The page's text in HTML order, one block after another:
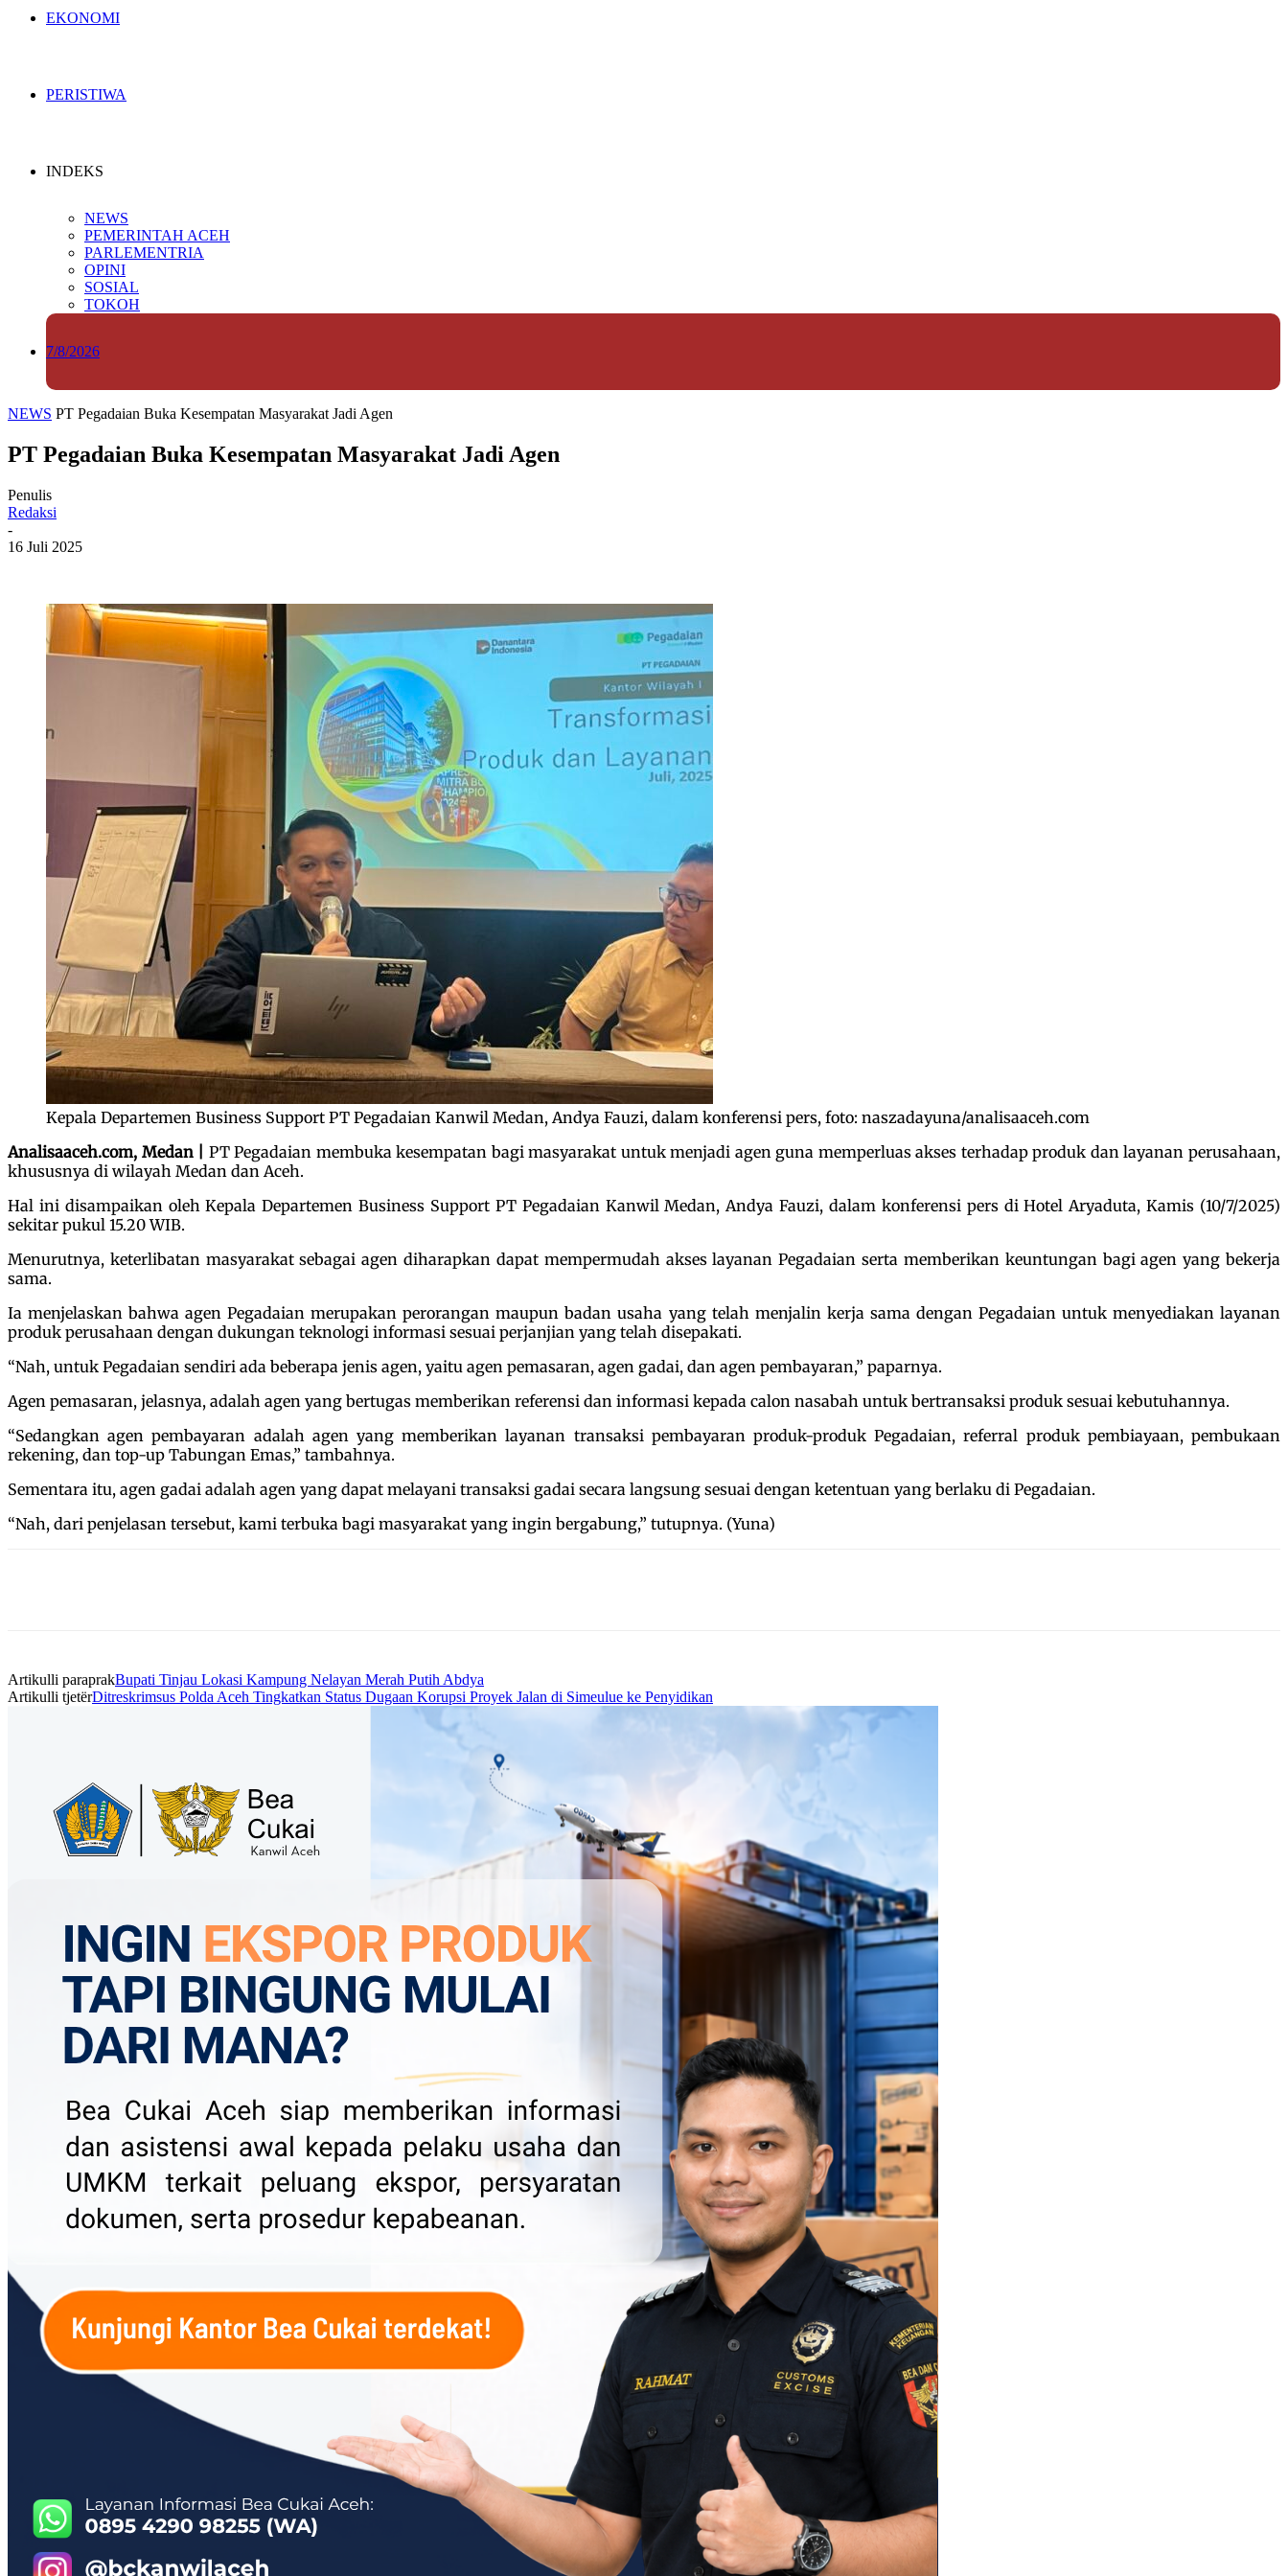
EKONOMI
PERISTIWA
INDEKS
NEWS
PEMERINTAH ACEH
PARLEMENTRIA
OPINI
SOSIAL
TOKOH
7/8/2026
NEWS PT Pegadaian Buka Kesempatan Masyarakat Jadi Agen
PT Pegadaian Buka Kesempatan Masyarakat Jadi Agen
Penulis
Redaksi
-
16 Juli 2025
Kepala Departemen Business Support PT Pegadaian Kanwil Medan, Andya Fauzi, dalam konferensi pers, foto: naszadayuna/analisaaceh.com
Analisaaceh.com, Medan |
PT Pegadaian membuka kesempatan bagi masyarakat untuk menjadi agen guna memperluas akses terhadap produk dan layanan perusahaan,
khususnya di wilayah Medan dan Aceh.
Hal ini disampaikan oleh Kepala Departemen Business Support PT Pegadaian Kanwil Medan, Andya Fauzi, dalam konferensi pers di Hotel Aryaduta, Kamis (10/7/2025)
sekitar pukul 15.20 WIB.
Menurutnya, keterlibatan masyarakat sebagai agen diharapkan dapat mempermudah akses layanan Pegadaian serta memberikan keuntungan bagi agen yang bekerja
sama.
Ia menjelaskan bahwa agen Pegadaian merupakan perorangan maupun badan usaha yang telah menjalin kerja sama dengan Pegadaian untuk menyediakan layanan
produk perusahaan dengan dukungan teknologi informasi sesuai perjanjian yang telah disepakati.
“Nah, untuk Pegadaian sendiri ada beberapa jenis agen, yaitu agen pemasaran, agen gadai, dan agen pembayaran,” paparnya.
Agen pemasaran, jelasnya, adalah agen yang bertugas memberikan referensi dan informasi kepada calon nasabah untuk bertransaksi produk sesuai kebutuhannya.
“Sedangkan agen pembayaran adalah agen yang memberikan layanan transaksi pembayaran produk-produk Pegadaian, referral produk pembiayaan, pembukaan
rekening, dan top-up Tabungan Emas,” tambahnya.
Sementara itu, agen gadai adalah agen yang dapat melayani transaksi gadai secara langsung sesuai dengan ketentuan yang berlaku di Pegadaian.
“Nah, dari penjelasan tersebut, kami terbuka bagi masyarakat yang ingin bergabung,” tutupnya. (Yuna)
Artikulli paraprakBupati Tinjau Lokasi Kampung Nelayan Merah Putih Abdya
Artikulli tjetërDitreskrimsus Polda Aceh Tingkatkan Status Dugaan Korupsi Proyek Jalan di Simeulue ke Penyidikan